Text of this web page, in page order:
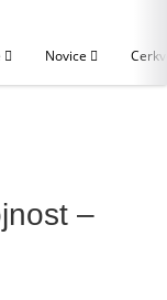
Novice
–